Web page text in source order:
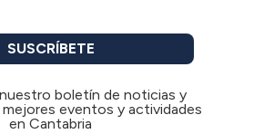
SUSCRÍBETE
boletín de noticias y
eventos y actividades
en Cantabria